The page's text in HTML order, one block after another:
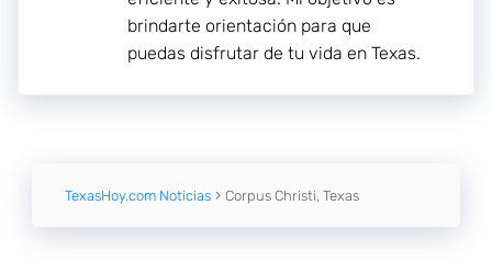
brindarte orientación para que
puedas disfrutar de tu vida en Texas.
TexasHoy.com Noticias Corpus Christi, Texas